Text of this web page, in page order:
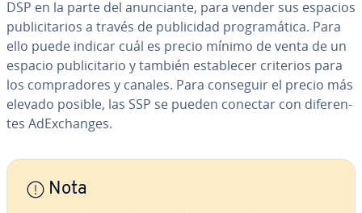
DSP en la parte del anu­n­cia­n­te, para vender sus espacios
pu­bli­ci­ta­rios a través de pu­bli­ci­dad pro­gra­má­ti­ca. Para
ello puede indicar cuál es precio mínimo de venta de un
espacio pu­bli­ci­ta­rio y también es­ta­ble­cer criterios para
los co­m­pra­do­res y canales. Para conseguir el precio más
elevado posible, las SSP se pueden conectar con di­fe­re­n­
tes AdE­x­cha­n­ges.
Nota